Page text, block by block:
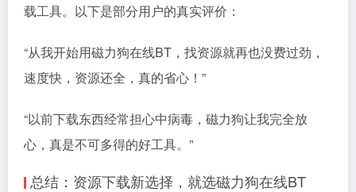
载工具。以下是部分用户的真实评价：
“从我开始用磁力狗在线BT，找资源就再也没费过劲，
速度快，资源还全，真的省心！”
“以前下载东西经常担心中病毒，磁力狗让我完全放
心，真是不可多得的好工具。”
总结：资源下载新选择，就选磁力狗在线BT